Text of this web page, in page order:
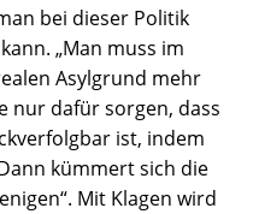
bei dieser Politik
„Man muss im
Asylgrund mehr
nur dafür sorgen, dass
ist, indem
kümmert sich die
Mit Klagen wird